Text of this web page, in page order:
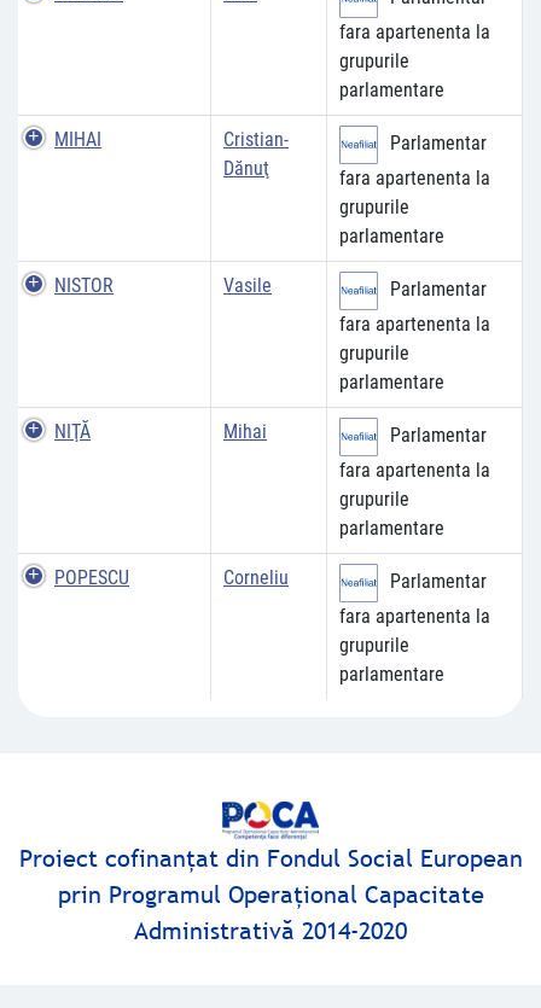
fara apartenenta la
grupurile
parlamentare
MIHAI
Cristian-
Dănuţ
Parlamentar
fara apartenenta la
grupurile
parlamentare
NISTOR Vasile
Parlamentar
fara apartenenta la
grupurile
parlamentare
NIŢĂ Mihai
Parlamentar
fara apartenenta la
grupurile
parlamentare
POPESCU Corneliu
Parlamentar
fara apartenenta la
grupurile
parlamentare
Proiect cofinanţat din Fondul Social European
prin Programul Operaţional Capacitate
Administrativă 2014-2020